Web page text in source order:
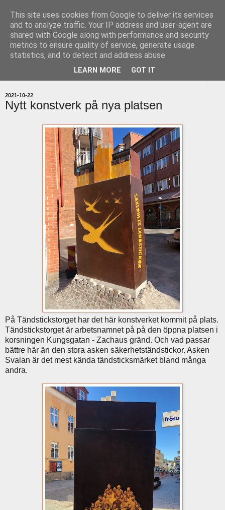
uddevallabloggen.se
med stort och smått från Uddevallas horisont
2021-10-22
Nytt konstverk på nya platsen
På Tändstickstorget har det här konstverket kommit på plats.
Tändstickstorget är arbetsnamnet på på den öppna platsen i
korsningen Kungsgatan - Zachaus gränd. Och vad passar
bättre här än den stora asken säkerhetständstickor. Asken
Svalan är det mest kända tändsticksmärket bland många
andra.
This site uses cookies from Google to deliver its services
and to analyze traffic. Your IP address and user-agent are
shared with Google along with performance and security
metrics to ensure quality of service, generate usage
statistics, and to detect and address abuse.
LEARN MORE GOT IT